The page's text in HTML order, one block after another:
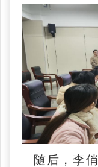
随后，李